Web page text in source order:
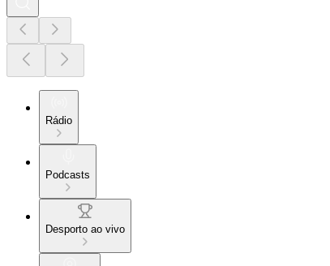
Rádio
Podcasts
Desporto ao vivo